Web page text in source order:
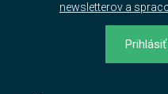
newsletterov a